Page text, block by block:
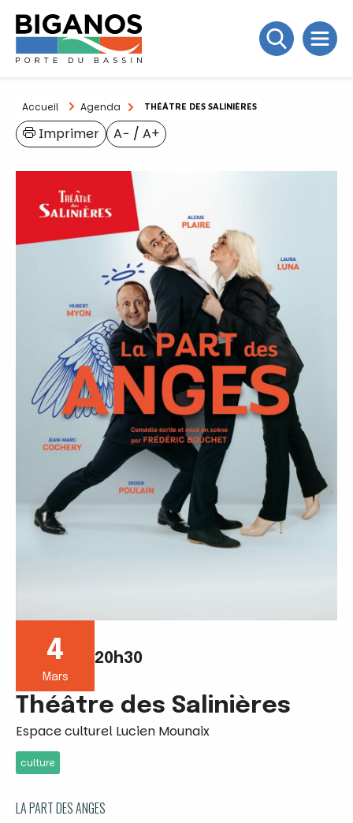
Accueil Agenda THÉÂTRE DES SALINIÈRES
A− / A+
Imprimer
4
Mars
20h30
Théâtre des Salinières
Espace culturel Lucien Mounaix
culture
LA PART DES ANGES